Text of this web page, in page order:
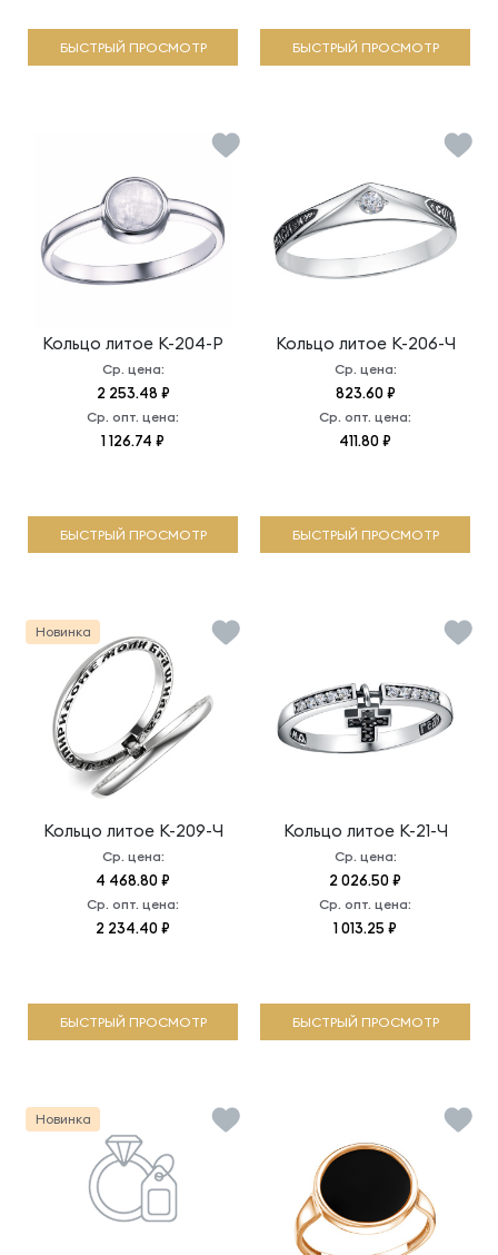
БЫСТРЫЙ ПРОСМОТР БЫСТРЫЙ ПРОСМОТР
Кольцо литое К-204-Р
Ср. цена:
2 253.48 ₽
Ср. опт. цена:
1 126.74 ₽
БЫСТРЫЙ ПРОСМОТР
Кольцо литое К-206-Ч
Ср. цена:
823.60 ₽
Ср. опт. цена:
411.80 ₽
БЫСТРЫЙ ПРОСМОТР
Кольцо литое К-209-Ч
Ср. цена:
4 468.80 ₽
Ср. опт. цена:
2 234.40 ₽
Новинка
БЫСТРЫЙ ПРОСМОТР
Кольцо литое К-21-Ч
Ср. цена:
2 026.50 ₽
Ср. опт. цена:
1 013.25 ₽
БЫСТРЫЙ ПРОСМОТР
Новинка